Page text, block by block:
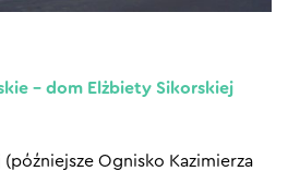
– dom Elżbiety Sikorskiej
Ognisko Kazimierza